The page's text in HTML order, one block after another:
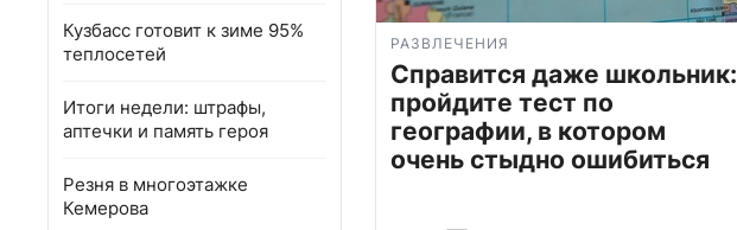
Кузбасс готовит к зиме 95%
теплосетей
Итоги недели: штрафы,
аптечки и память героя
Резня в многоэтажке
Кемерова
РАЗВЛЕЧЕНИЯ
Справится даже школьник:
пройдите тест по
географии, в котором
очень стыдно ошибиться